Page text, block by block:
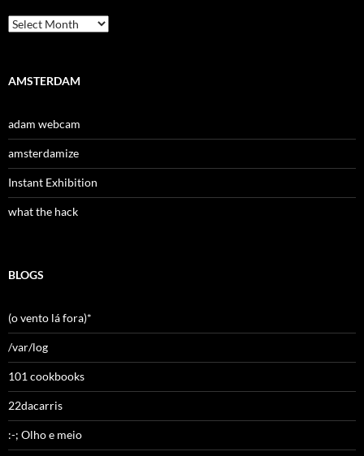
Archives
AMSTERDAM
adam webcam
amsterdamize
Instant Exhibition
what the hack
BLOGS
(o vento lá fora)*
/var/log
101 cookbooks
22dacarris
:-; Olho e meio